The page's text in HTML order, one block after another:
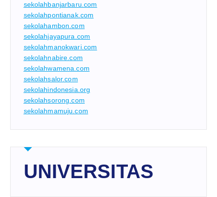
sekolahbanjarbaru.com
sekolahpontianak.com
sekolahambon.com
sekolahjayapura.com
sekolahmanokwari.com
sekolahnabire.com
sekolahwamena.com
sekolahsalor.com
sekolahindonesia.org
sekolahsorong.com
sekolahmamuju.com
UNIVERSITAS